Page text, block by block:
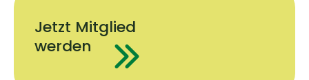
Jetzt Mitglied
werden